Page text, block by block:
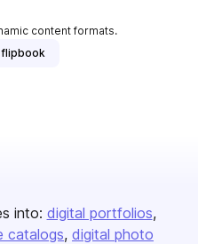
content formats.
flipbook
into: digital portfolios
catalogs digital photo